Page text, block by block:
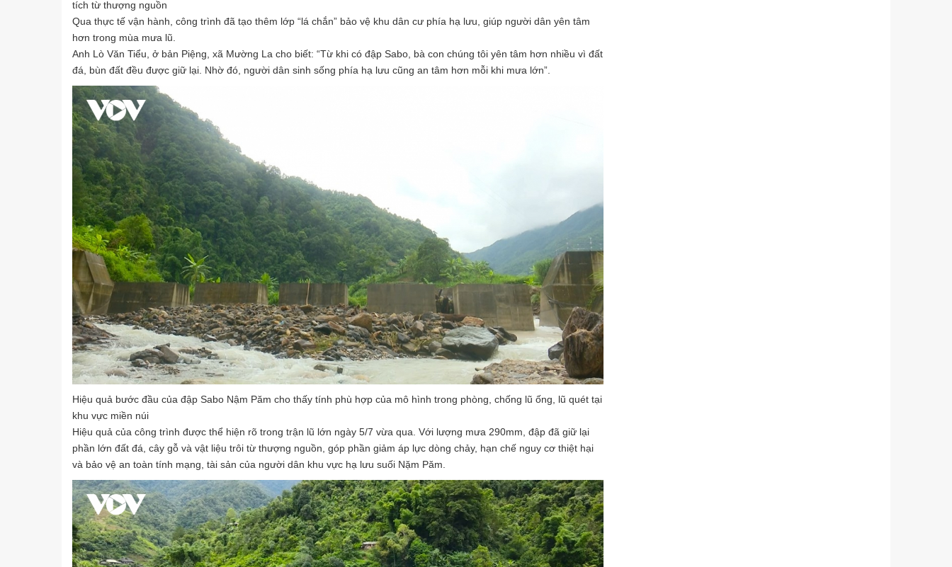
tích từ thượng nguồn
Qua thực tế vận hành, công trình đã tạo thêm lớp “lá chắn” bảo vệ khu dân cư phía hạ lưu, giúp người dân yên tâm
hơn trong mùa mưa lũ.
Anh Lò Văn Tiểu, ở bản Piệng, xã Mường La cho biết: “Từ khi có đập Sabo, bà con chúng tôi yên tâm hơn nhiều vì đất
đá, bùn đất đều được giữ lại. Nhờ đó, người dân sinh sống phía hạ lưu cũng an tâm hơn mỗi khi mưa lớn”.
Hiệu quả bước đầu của đập Sabo Nậm Păm cho thấy tính phù hợp của mô hình trong phòng, chống lũ ống, lũ quét tại
khu vực miền núi
Hiệu quả của công trình được thể hiện rõ trong trận lũ lớn ngày 5/7 vừa qua. Với lượng mưa 290mm, đập đã giữ lại
phần lớn đất đá, cây gỗ và vật liệu trôi từ thượng nguồn, góp phần giảm áp lực dòng chảy, hạn chế nguy cơ thiệt hại
và bảo vệ an toàn tính mạng, tài sản của người dân khu vực hạ lưu suối Nặm Păm.